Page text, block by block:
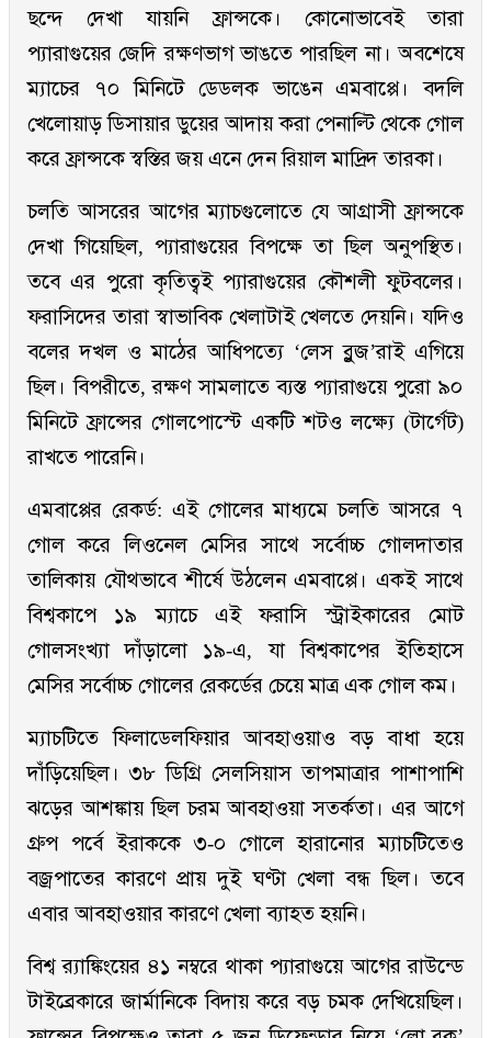
ছন্দে দেখা যায়নি ফ্রান্সকে। কোনোভাবেই তারা
প্যারাগুয়ের জেদি রক্ষণভাগ ভাঙতে পারছিল না। অবশেষে
ম্যাচের ৭০ মিনিটে ডেডলক ভাঙেন এমবাপ্পে। বদলি
খেলোয়াড় ডিসায়ার ডুয়ের আদায় করা পেনাল্টি থেকে গোল
করে ফ্রান্সকে স্বস্তির জয় এনে দেন রিয়াল মাদ্রিদ তারকা।
চলতি আসরের আগের ম্যাচগুলোতে যে আগ্রাসী ফ্রান্সকে
দেখা গিয়েছিল, প্যারাগুয়ের বিপক্ষে তা ছিল অনুপস্থিত।
তবে এর পুরো কৃতিত্বই প্যারাগুয়ের কৌশলী ফুটবলের।
ফরাসিদের তারা স্বাভাবিক খেলাটাই খেলতে দেয়নি। যদিও
বলের দখল ও মাঠের আধিপত্যে ‘লেস ব্লুজ’রাই এগিয়ে
ছিল। বিপরীতে, রক্ষণ সামলাতে ব্যস্ত প্যারাগুয়ে পুরো ৯০
মিনিটে ফ্রান্সের গোলপোস্টে একটি শটও লক্ষ্যে (টার্গেট)
রাখতে পারেনি।
এমবাপ্পের রেকর্ড: এই গোলের মাধ্যমে চলতি আসরে ৭
গোল করে লিওনেল মেসির সাথে সর্বোচ্চ গোলদাতার
তালিকায় যৌথভাবে শীর্ষে উঠলেন এমবাপ্পে। একই সাথে
বিশ্বকাপে ১৯ ম্যাচে এই ফরাসি স্ট্রাইকারের মোট
গোলসংখ্যা দাঁড়ালো ১৯-এ, যা বিশ্বকাপের ইতিহাসে
মেসির সর্বোচ্চ গোলের রেকর্ডের চেয়ে মাত্র এক গোল কম।
ম্যাচটিতে ফিলাডেলফিয়ার আবহাওয়াও বড় বাধা হয়ে
দাঁড়িয়েছিল। ৩৮ ডিগ্রি সেলসিয়াস তাপমাত্রার পাশাপাশি
ঝড়ের আশঙ্কায় ছিল চরম আবহাওয়া সতর্কতা। এর আগে
গ্রুপ পর্বে ইরাককে ৩-০ গোলে হারানোর ম্যাচটিতেও
বজ্রপাতের কারণে প্রায় দুই ঘণ্টা খেলা বন্ধ ছিল। তবে
এবার আবহাওয়ার কারণে খেলা ব্যাহত হয়নি।
বিশ্ব র‍্যাঙ্কিংয়ের ৪১ নম্বরে থাকা প্যারাগুয়ে আগের রাউন্ডে
টাইব্রেকারে জার্মানিকে বিদায় করে বড় চমক দেখিয়েছিল।